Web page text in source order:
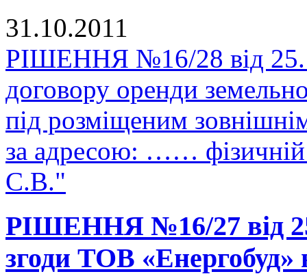
31.10.2011
РІШЕННЯ №16/28 від
договору оренди
під розміщеним
за адресою: ……
С.В."
РІШЕННЯ №16/27 від
згоди ТОВ «Енергобуд»